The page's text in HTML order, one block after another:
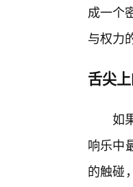
成一个
与权力
舌尖
如
响乐中
的触碰